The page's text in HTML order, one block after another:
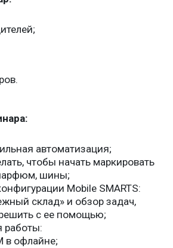
автоматизация;
чтобы начать маркировать
шины;
Mobile SMARTS:
склад» и обзор задач,
с ее помощью;
работы:
в офлайне;